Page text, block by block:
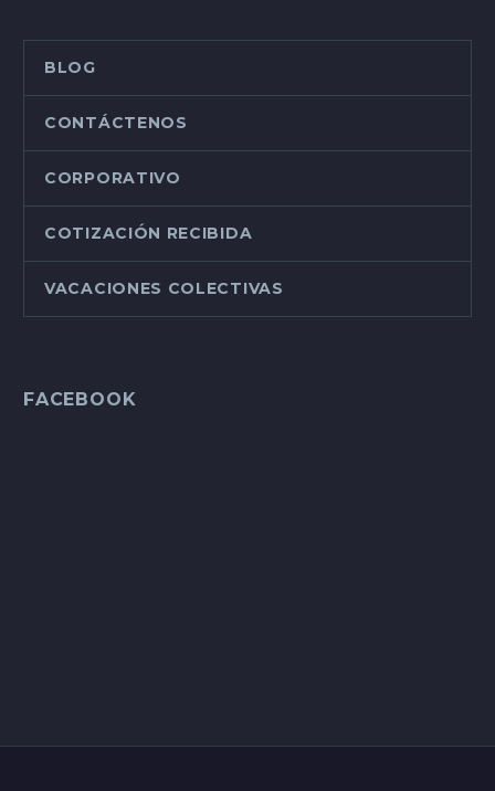
BLOG
CONTÁCTENOS
CORPORATIVO
COTIZACIÓN RECIBIDA
VACACIONES COLECTIVAS
FACEBOOK